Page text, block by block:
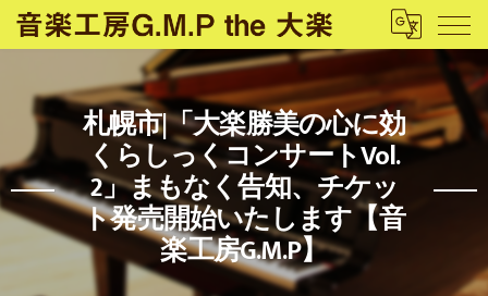
札幌市|「大楽勝美の心に効
くらしっくコンサートVol.
2」まもなく告知、チケッ
ト発売開始いたします【音
楽工房G.M.P】